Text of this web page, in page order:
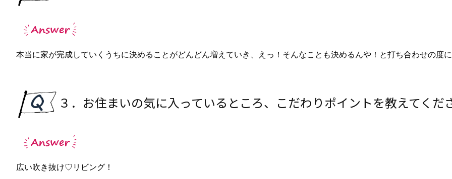
本当に家が完成していくうちに決めることがどんどん増えていき、えっ！そんなことも決めるんや！と打ち合わせの度
３．お住まいの気に入っているところ、こだわりポイントを教えてくだ
広い吹き抜け♡リビング！